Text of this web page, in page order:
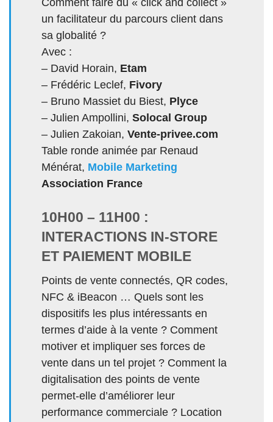
un facilitateur du parcours client dans
sa globalité ?
Avec :
– David Horain, Etam
– Frédéric Leclef, Fivory
– Bruno Massiet du Biest, Plyce
– Julien Ampollini, Solocal Group
– Julien Zakoian, Vente-privee.com
Table ronde animée par Renaud
Ménérat, Mobile Marketing
Association France
10H00 – 11H00 :
INTERACTIONS IN-STORE
ET PAIEMENT MOBILE
Points de vente connectés, QR codes,
NFC & iBeacon … Quels sont les
dispositifs les plus intéressants en
termes d’aide à la vente ? Comment
motiver et impliquer ses forces de
vente dans un tel projet ? Comment la
digitalisation des points de vente
permet-elle d’améliorer leur
performance commerciale ? Location